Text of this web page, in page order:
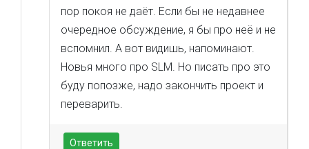
пор покоя не даёт. Если бы не недавнее
очередное обсуждение, я бы про неё и не
вспомнил. А вот видишь, напоминают.
Новья много про SLM. Но писать про это
буду попозже, надо закончить проект и
переварить.
Ответить